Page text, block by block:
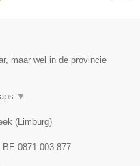
maar wel in de provincie
▼
( Limburg)
BE 0871.003.877